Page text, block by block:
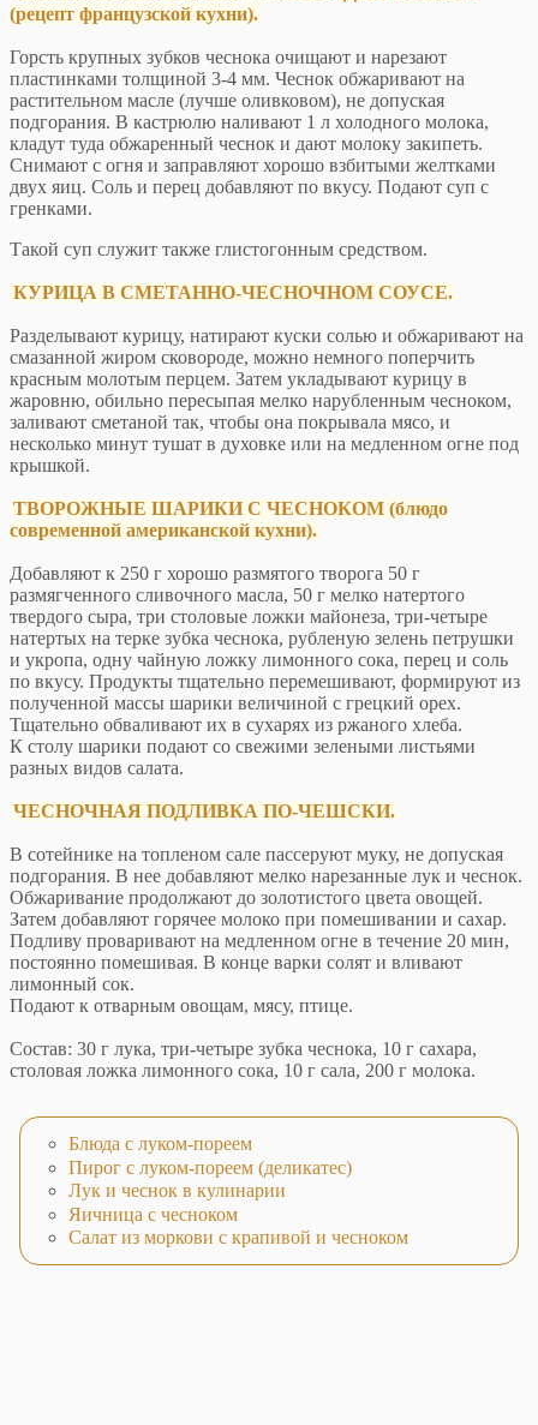
(рецепт французской кухни).
Горсть крупных зубков чеснока очищают и нарезают
пластинками толщиной 3-4 мм. Чеснок обжаривают на
растительном масле (лучше оливковом), не допуская
подгорания. В кастрюлю наливают 1 л холодного молока,
кладут туда обжаренный чеснок и дают молоку закипеть.
Снимают с огня и заправляют хорошо взбитыми желтками
двух яиц. Соль и перец добавляют по вкусу. Подают суп с
гренками.
Такой суп служит также глистогонным средством.
КУРИЦА В СМЕТАННО-ЧЕСНОЧНОМ СОУСЕ.
Разделывают курицу, натирают куски солью и обжаривают на
смазанной жиром сковороде, можно немного поперчить
красным молотым перцем. Затем укладывают курицу в
жаровню, обильно пересыпая мелко нарубленным чесноком,
заливают сметаной так, чтобы она покрывала мясо, и
несколько минут тушат в духовке или на медленном огне под
крышкой.
ТВОРОЖНЫЕ ШАРИКИ С ЧЕСНОКОМ (блюдо
современной американской кухни).
Добавляют к 250 г хорошо размятого творога 50 г
размягченного сливочного масла, 50 г мелко натертого
твердого сыра, три столовые ложки майонеза, три-четыре
натертых на терке зубка чеснока, рубленую зелень петрушки
и укропа, одну чайную ложку лимонного сока, перец и соль
по вкусу. Продукты тщательно перемешивают, формируют из
полученной массы шарики величиной с грецкий орех.
Тщательно обваливают их в сухарях из ржаного хлеба.
К столу шарики подают со свежими зелеными листьями
разных видов салата.
ЧЕСНОЧНАЯ ПОДЛИВКА ПО-ЧЕШСКИ.
В сотейнике на топленом сале пассеруют муку, не допуская
подгорания. В нее добавляют мелко нарезанные лук и чеснок.
Обжаривание продолжают до золотистого цвета овощей.
Затем добавляют горячее молоко при помешивании и сахар.
Подливу проваривают на медленном огне в течение 20 мин,
постоянно помешивая. В конце варки солят и вливают
лимонный сок.
Подают к отварным овощам, мясу, птице.
Состав: 30 г лука, три-четыре зубка чеснока, 10 г сахара,
столовая ложка лимонного сока, 10 г сала, 200 г молока.
Блюда с луком-пореем
Пирог с луком-пореем (деликатес)
Лук и чеснок в кулинарии
Яичница с чесноком
Салат из моркови с крапивой и чесноком